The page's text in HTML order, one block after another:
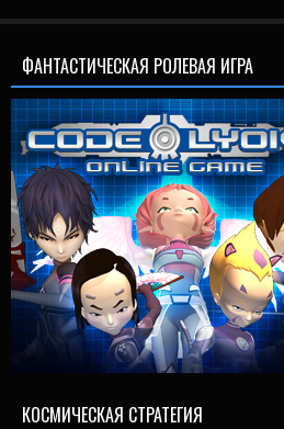
ФАНТАСТИЧЕСКАЯ РОЛЕВАЯ ИГРА
КОСМИЧЕСКАЯ СТРАТЕГИЯ